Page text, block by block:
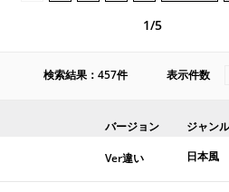
1/5
検索結果：457件 表示件数
バージョン ジャンル
Ver違い 日本風